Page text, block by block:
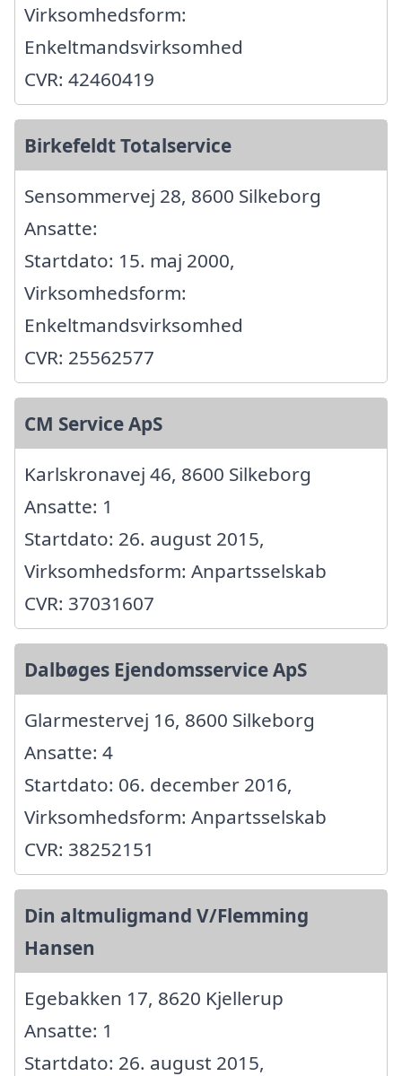
Virksomhedsform:
Enkeltmandsvirksomhed
CVR: 42460419
Birkefeldt Totalservice
Sensommervej 28, 8600 Silkeborg
Ansatte:
Startdato: 15. maj 2000,
Virksomhedsform:
Enkeltmandsvirksomhed
CVR: 25562577
CM Service ApS
Karlskronavej 46, 8600 Silkeborg
Ansatte: 1
Startdato: 26. august 2015,
Virksomhedsform: Anpartsselskab
CVR: 37031607
Dalbøges Ejendomsservice ApS
Glarmestervej 16, 8600 Silkeborg
Ansatte: 4
Startdato: 06. december 2016,
Virksomhedsform: Anpartsselskab
CVR: 38252151
Din altmuligmand V/Flemming
Hansen
Egebakken 17, 8620 Kjellerup
Ansatte: 1
Startdato: 26. august 2015,